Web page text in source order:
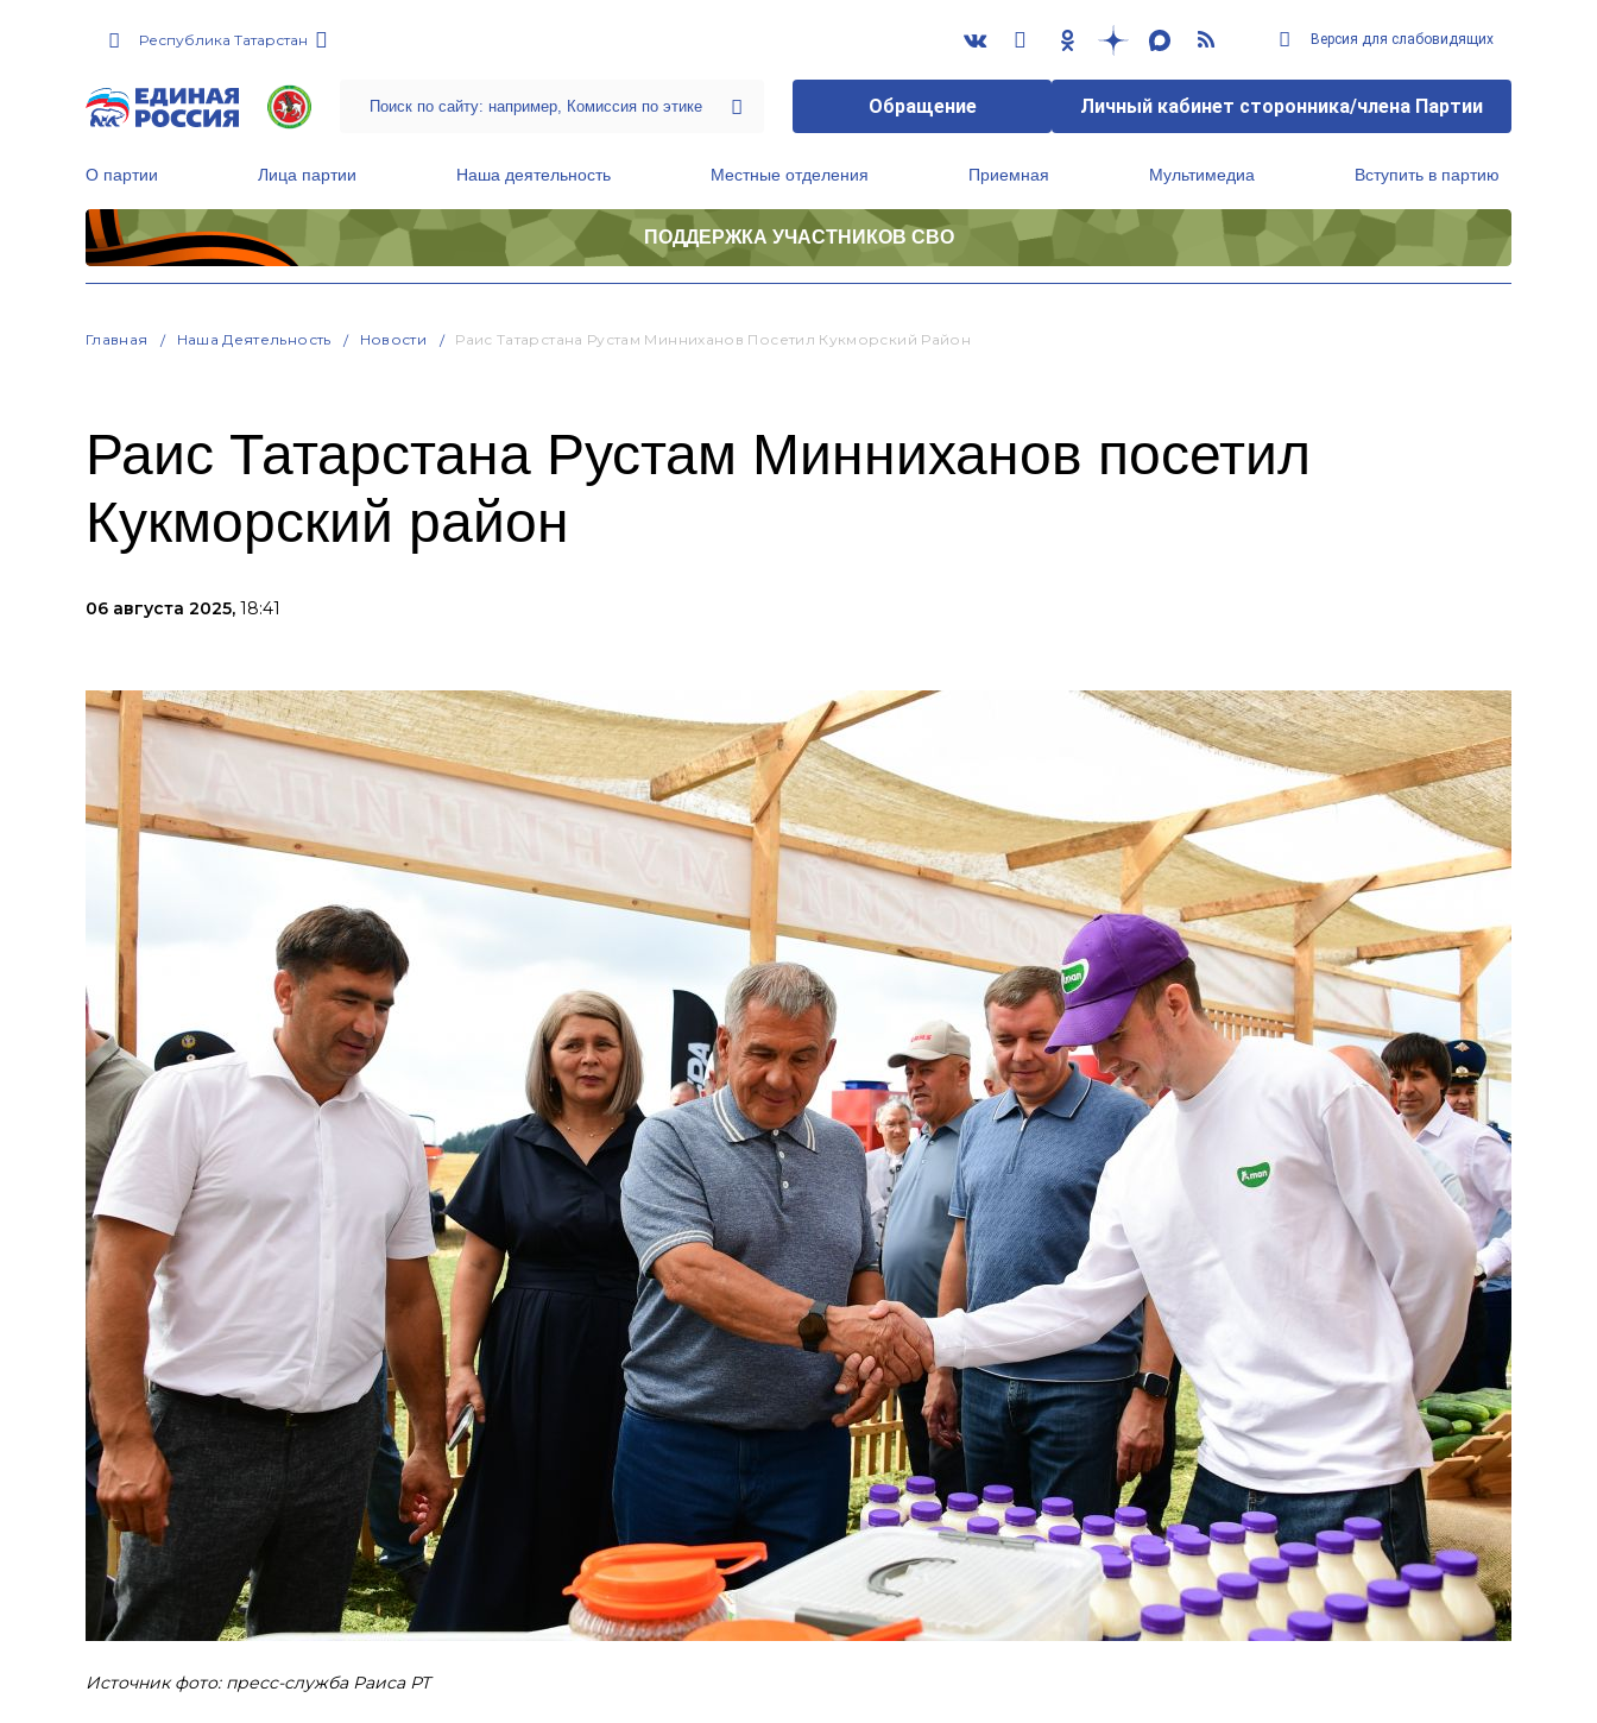
Республика Татарстан Версия для слабовидящих
Обращение Личный кабинет сторонника/члена Партии
О партии Лица партии Наша деятельность Местные отделения Приемная Мультимедиа Вступить в партию
ПОДДЕРЖКА УЧАСТНИКОВ СВО
Главная Наша Деятельность Новости Раис Татарстана Рустам Минниханов Посетил Кукморский Район
Раис Татарстана Рустам Минниханов посетил
Кукморский район
06 августа 2025, 18:41
Источник фото: пресс-служба Раиса РТ